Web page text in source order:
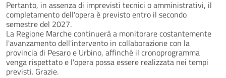
Pertanto, in assenza di imprevisti tecnici o amministrativi, il
completamento dell'opera è previsto entro il secondo
semestre del 2027.
La Regione Marche continuerà a monitorare costantemente
l'avanzamento dell'intervento in collaborazione con la
provincia di Pesaro e Urbino, affinché il cronoprogramma
venga rispettato e l'opera possa essere realizzata nei tempi
previsti. Grazie.